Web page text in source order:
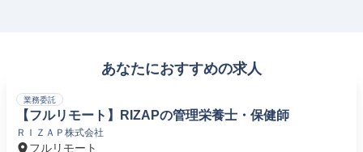
あなたにおすすめの求人
業務委託
【フルリモート】RIZAPの管理栄養士・保健師
ＲＩＺＡＰ株式会社
フルリモート